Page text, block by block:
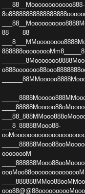
___88__Moooooooooooo888­
88____88
888888ooooooooMm8_____8
___8_88888Mooo88­
oooooooM
oooMoo88ooooooooooooooM